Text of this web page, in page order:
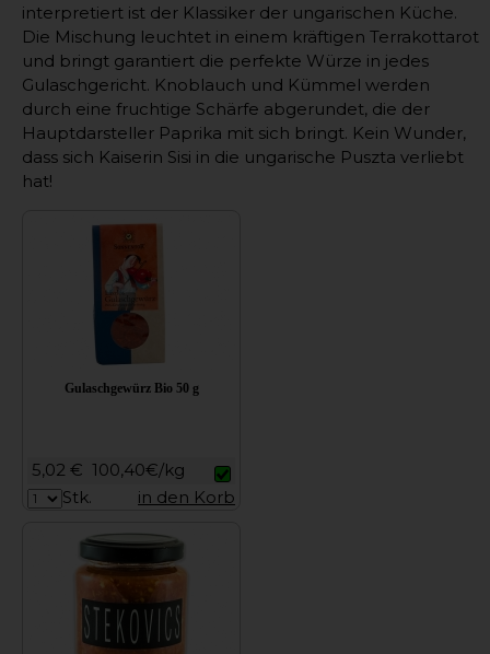
interpretiert ist der Klassiker der ungarischen Küche.
Die Mischung leuchtet in einem kräftigen Terrakottarot
und bringt garantiert die perfekte Würze in jedes
Gulaschgericht. Knoblauch und Kümmel werden
durch eine fruchtige Schärfe abgerundet, die der
Hauptdarsteller Paprika mit sich bringt. Kein Wunder,
dass sich Kaiserin Sisi in die ungarische Puszta verliebt
hat!
Gulaschgewürz Bio 50 g
5,02 € 100,40€/kg
Stk.
in den Korb